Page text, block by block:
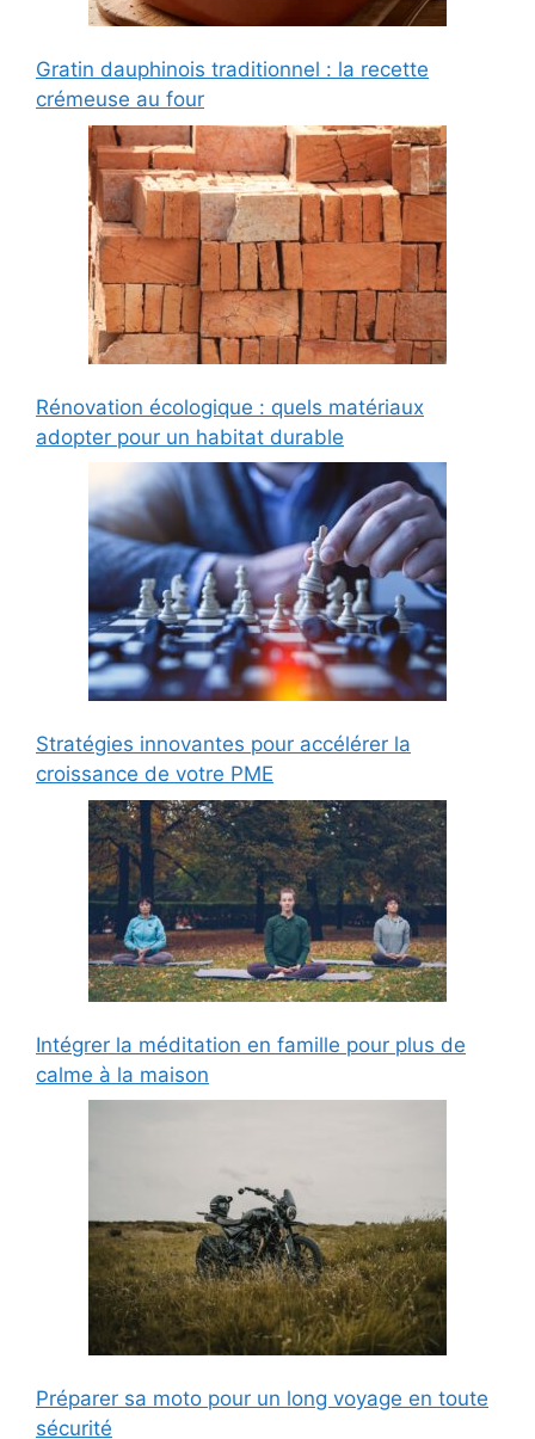
Gratin dauphinois traditionnel : la recette
crémeuse au four
Rénovation écologique : quels matériaux
adopter pour un habitat durable
Stratégies innovantes pour accélérer la
croissance de votre PME
Intégrer la méditation en famille pour plus de
calme à la maison
Préparer sa moto pour un long voyage en toute
sécurité